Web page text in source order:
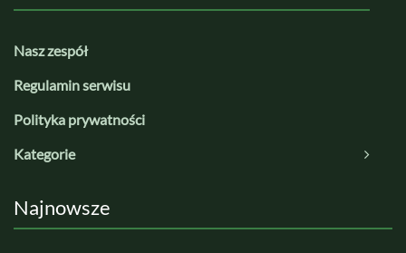
Nasz zespół
Regulamin serwisu
Polityka prywatności
Kategorie
Najnowsze